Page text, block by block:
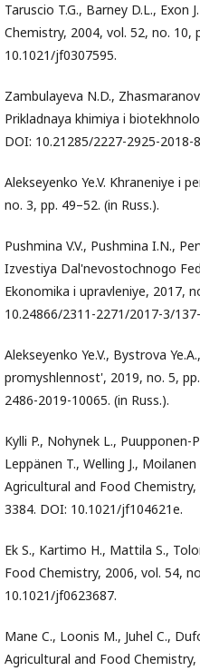
Taruscio T.G., Barney D.L., Exon
Chemistry, 2004, vol. 52, no. 10,
10.1021/jf0307595.
Zambulayeva N.D.,
Prikladnaya khimiya i
DOI: 10.21285/2227-2925-2018-
Alekseyenko Ye.V. Khraneniye i
no. 3, pp. 49–52. (in Russ.).
Pushmina V.V., Pushmina I.N.,
Izvestiya Dal'nevostochnogo
Ekonomika i upravleniye, 2017,
10.24866/2311-2271/2017-3/
Alekseyenko Ye.V., Bystrova
promyshlennost', 2019, no. 5,
2486-2019-10065. (in Russ.).
Kylli P., Nohynek L.,
Leppänen T., Welling J.,
Agricultural and Food
3384. DOI: 10.1021/jf104621e.
Ek S., Kartimo H., Mattila S.,
Food Chemistry, 2006, vol. 54,
10.1021/jf0623687.
Mane C., Loonis M., Juhel C.,
Agricultural and Food